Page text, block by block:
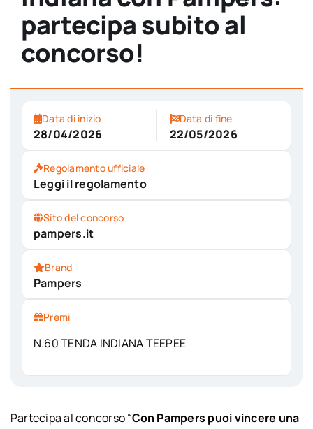
partecipa subito al
concorso!
Data di inizio
28/04/2026
Data di fine
22/05/2026
Regolamento ufficiale
Leggi il regolamento
Sito del concorso
pampers.it
Brand
Pampers
Premi
N.60 TENDA INDIANA TEEPEE
Partecipa al concorso “Con Pampers puoi vincere una